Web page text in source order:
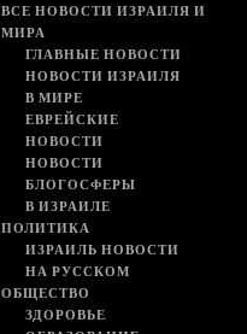
ВСЕ НОВОСТИ ИЗРАИЛЯ И
МИРА
ГЛАВНЫЕ НОВОСТИ
НОВОСТИ ИЗРАИЛЯ
В МИРЕ
ЕВРЕЙСКИЕ
НОВОСТИ
НОВОСТИ
БЛОГОСФЕРЫ
В ИЗРАИЛЕ
ПОЛИТИКА
ИЗРАИЛЬ НОВОСТИ
НА РУССКОМ
ОБЩЕСТВО
ЗДОРОВЬЕ